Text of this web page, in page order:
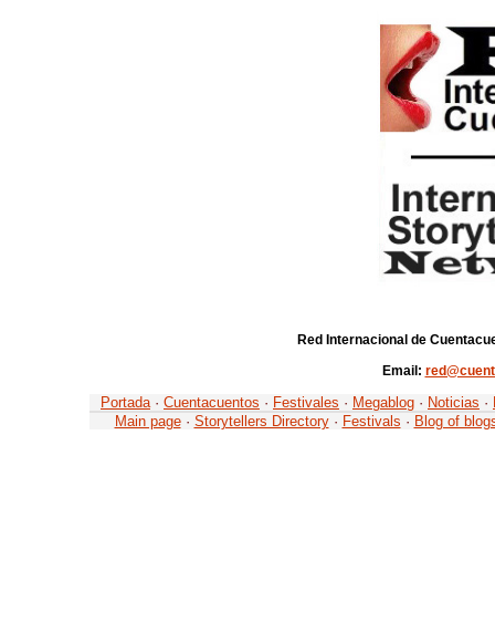
Red Internacional de
Email:
Portada · Cuentacuentos · Festivales · Megablog · Noticias ·
Main page · Storytellers Directory · Festivals · Blog of